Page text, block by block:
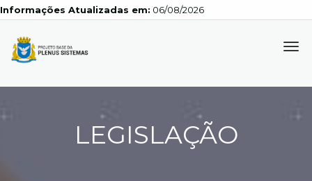
Atualizadas em: 06/08/2026
LEGISLAÇÃO